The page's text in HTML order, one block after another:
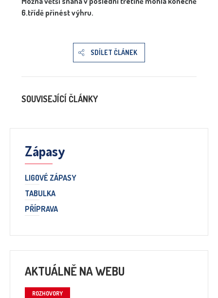
6.třídě přinést výhru.
SDÍLET ČLÁNEK
SOUVISEJÍCÍ ČLÁNKY
Zápasy
LIGOVÉ ZÁPASY
TABULKA
PŘÍPRAVA
AKTUÁLNĚ NA WEBU
ROZHOVORY